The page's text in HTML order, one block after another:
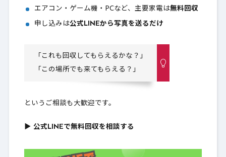
エアコン・ゲーム機・PCなど、主要家電は無料回収
申し込みは公式LINEから写真を送るだけ
「これも回収してもらえるかな？」
「この場所でも来てもらえる？」
というご相談も大歓迎です。
▶ 公式LINEで無料回収を相談する